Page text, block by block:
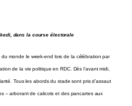
dans la course électorale
monde le week-end lors de la célébration par
de la vie politique en RDC. Dès l’avant midi,
Tous les abords du stade sont pris d’assaut
– arborant de calicots et des pancartes aux